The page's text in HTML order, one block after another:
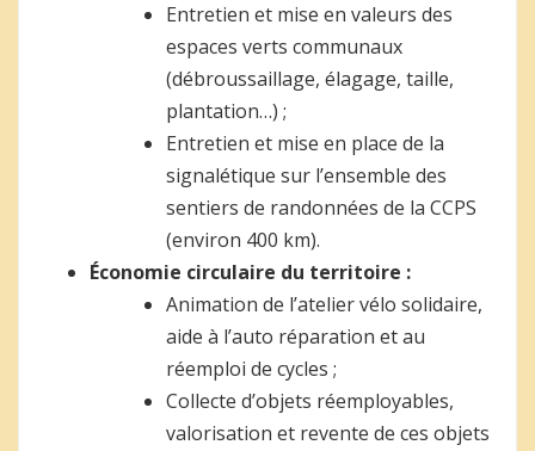
Entretien et mise en valeurs des
espaces verts communaux
(débroussaillage, élagage, taille,
plantation…) ;
Entretien et mise en place de la
signalétique sur l’ensemble des
sentiers de randonnées de la CCPS
(environ 400 km).
Économie circulaire du territoire :
Animation de l’atelier vélo solidaire,
aide à l’auto réparation et au
réemploi de cycles ;
Collecte d’objets réemployables,
valorisation et revente de ces objets